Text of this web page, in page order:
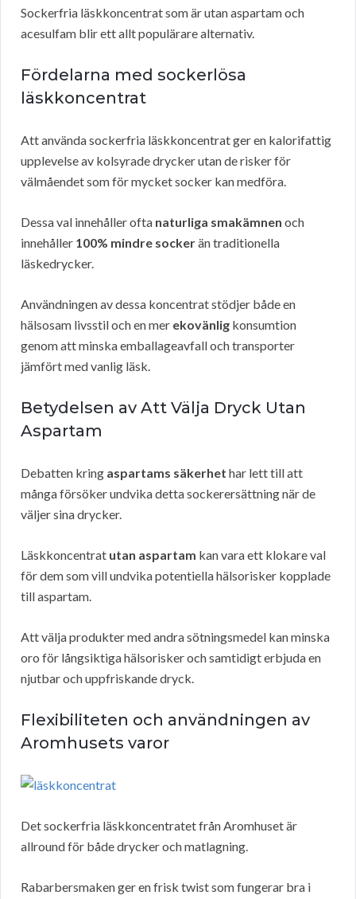
Sockerfria läskkoncentrat som är utan aspartam och
acesulfam blir ett allt populärare alternativ.
Fördelarna med sockerlösa
läskkoncentrat
Att använda sockerfria läskkoncentrat ger en kalorifattig
upplevelse av kolsyrade drycker utan de risker för
välmåendet som för mycket socker kan medföra.
Dessa val innehåller ofta naturliga smakämnen och
innehåller 100% mindre sockerän traditionella
läskedrycker.
Användningen av dessa koncentrat stödjer både en
hälsosam livsstil och en mer ekovänlig konsumtion
genom att minska emballageavfall och transporter
jämfört med vanlig läsk.
Betydelsen av Att Välja Dryck Utan
Aspartam
Debatten kring aspartams säkerhet har lett till att
många försöker undvika detta sockerersättning när de
väljer sina drycker.
Läskkoncentrat utan aspartam kan vara ett klokare val
för dem som vill undvika potentiella hälsorisker kopplade
till aspartam.
Att välja produkter med andra sötningsmedel kan minska
oro för långsiktiga hälsorisker och samtidigt erbjuda en
njutbar och uppfriskande dryck.
Flexibiliteten och användningen av
Aromhusets varor
Det sockerfria läskkoncentratet från Aromhuset är
allround för både drycker och matlagning.
Rabarbersmaken ger en frisk twist som fungerar bra i